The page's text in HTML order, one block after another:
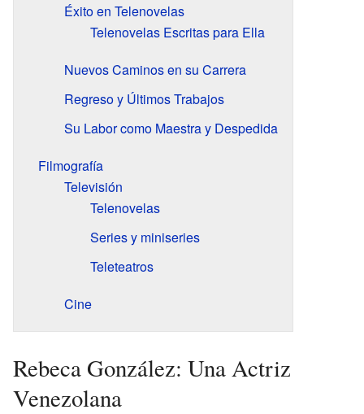
Éxito en Telenovelas
Telenovelas Escritas para Ella
Nuevos Caminos en su Carrera
Regreso y Últimos Trabajos
Su Labor como Maestra y Despedida
Filmografía
Televisión
Telenovelas
Series y miniseries
Teleteatros
Cine
Rebeca González: Una Actriz
Venezolana